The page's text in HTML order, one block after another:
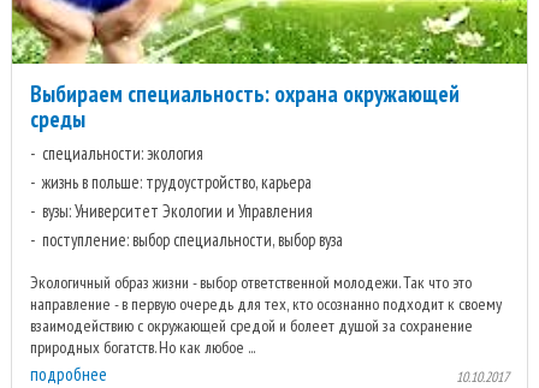
Выбираем специальность: охрана окружающей
среды
специальности: экология
жизнь в польше: трудоустройство, карьера
вузы: Университет Экологии и Управления
поступление: выбор специальности, выбор вуза
Экологичный образ жизни - выбор ответственной молодежи. Так что это
направление - в первую очередь для тех, кто осознанно подходит к своему
взаимодействию с окружающей средой и болеет душой за сохранение
природных богатств. Но как любое ...
подробнее 10.10.2017